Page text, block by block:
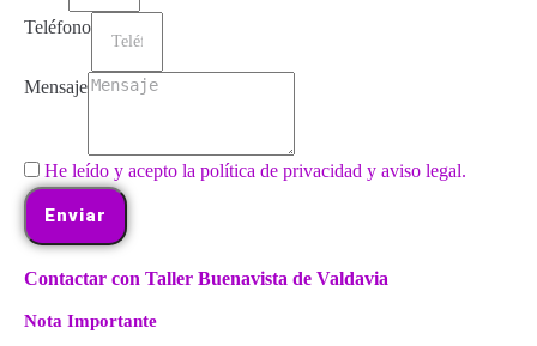
Teléfono
Mensaje
He leído y acepto la política de privacidad y aviso legal.
Enviar
Contactar con Taller Buenavista de Valdavia
Nota Importante